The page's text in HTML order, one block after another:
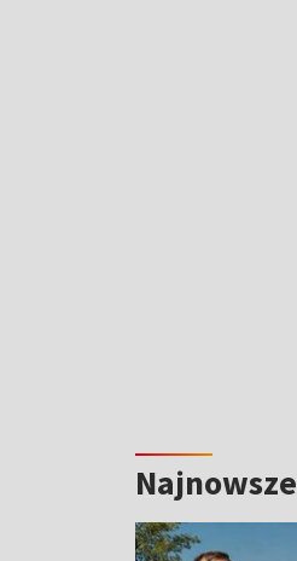
Najnowsze